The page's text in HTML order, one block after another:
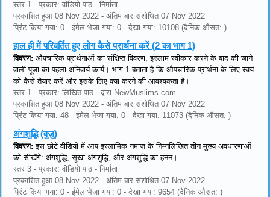
स्तर 1 - प्रकार: वीडियो पाठ - निर्माता
प्रकाशित हुआ 08 Nov 2022 - अंतिम बार संशोधित 07 Nov 2022
प्रिंट किया गया: 0 - ईमेल भेजा गया: 0 - देखा गया: 10108 (दैनिक औसत: )
हाल ही में परिवर्तित हुए लोग कैसे प्रार्थना करें (2 का भाग 1)
विवरण: औपचारिक प्रार्थनाओं का संक्षिप्त विवरण, इस्लाम स्वीकार करने के बाद की जाने
वाली पूजा का पहला अनिवार्य कार्य। भाग 1 बताता है कि औपचारिक प्रार्थना के लिए स्वयं
को कैसे तैयार करें और इसके लिए क्या करने की आवश्यकता है।
स्तर 1 - प्रकार: लिखित पाठ - द्वारा NewMuslims.com
प्रकाशित हुआ 08 Nov 2022 - अंतिम बार संशोधित 07 Nov 2022
प्रिंट किया गया: 48 - ईमेल भेजा गया: 0 - देखा गया: 11073 (दैनिक औसत: )
अंगशुद्धि (वुज़ू)
विवरण: इस छोटे वीडियो में आप इस्लामिक नमाज़ के निम्नलिखित तीन मुख्य अवधारणाओं
को सीखेंगे: अंगशुद्धि, सूखा अंगशुद्धि, और अंगशुद्धि का हनन।
स्तर 3 - प्रकार: वीडियो पाठ - निर्माता
प्रकाशित हुआ 08 Nov 2022 - अंतिम बार संशोधित 07 Nov 2022
प्रिंट किया गया: 0 - ईमेल भेजा गया: 0 - देखा गया: 9654 (दैनिक औसत: )